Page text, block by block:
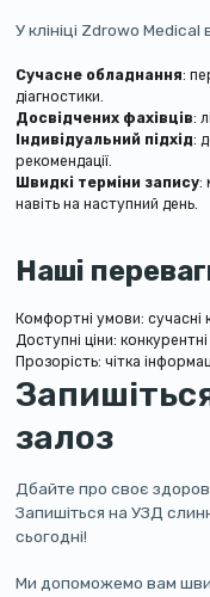
У клініці Zdrowo
Сучасне обладнання:
діагностики.
Досвідчених фахівців:
Індивідуальний підхід:
рекомендації.
Швидкі терміни запису:
навіть на наступний день.
Наші
Комфортні умови: сучасні
Доступні ціни:
Прозорість: чітка
залоз
Дбайте про своє
Запишіться на УЗД
сьогодні!
Ми допоможемо вам